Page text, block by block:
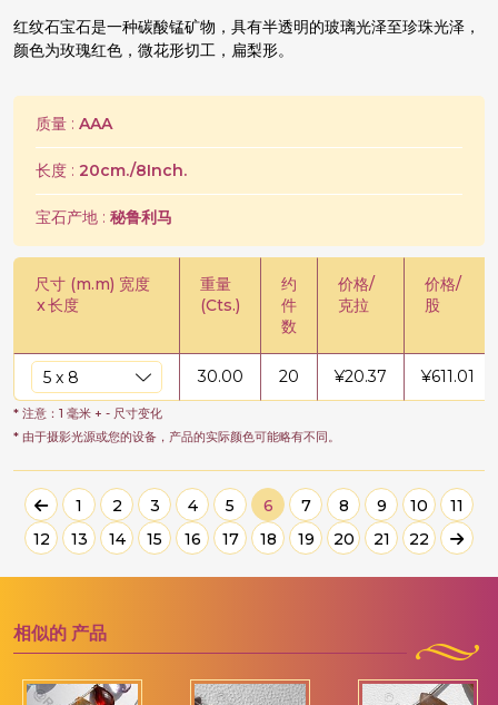
红纹石宝石是一种碳酸锰矿物，具有半透明的玻璃光泽至珍珠光泽，
颜色为玫瑰红色，微花形切工，扁梨形。
质量 : AAA
长度 : 20cm./8Inch.
宝石产地 : 秘鲁利马
尺寸 (m.m) 宽度
x长度
重量
(Cts.)
约
件
数
价格/
克拉
价格/
股
30.00 20 ¥20.37 ¥611.01
* 注意：1 毫米 + - 尺寸变化
* 由于摄影光源或您的设备，产品的实际颜色可能略有不同。
1 2 3 4 5 6 7 8 9 10
11
12
13 14 15 16 17 18 19 20 21 22
相似的 产品